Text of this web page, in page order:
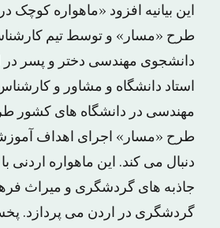
این بیانیه افزود «ماهواره کوچک
دانشجوی مهندسی دختر و پسر در
استاد دانشگاه و مشاور و
مهندسی در دانشگاه های کشور
طرح «مسار» اجرای اهداف
دنبال می کند. این ماهواره اردنی
جاذبه های گردشگری و میراث
گردشگری در اردن می پردازد.